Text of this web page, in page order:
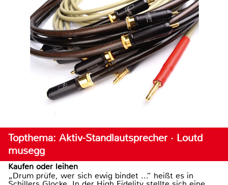
Topthema: Aktiv-Standlautsprecher · Loutd
musegg
Kaufen oder leihen
„Drum prüfe, wer sich ewig bindet ...“ heißt es in